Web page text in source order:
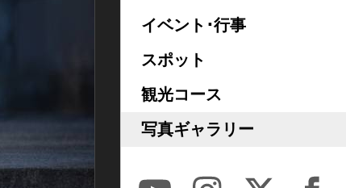
イベント･行事
スポット
観光コース
写真ギャラリー